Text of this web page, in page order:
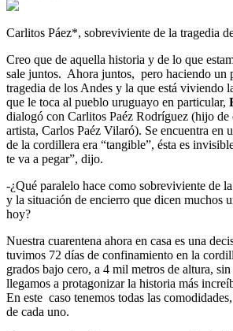
Carlitos Páez*, sobreviviente de la tragedia
Creo que de aquella historia y de lo que
sale juntos. Ahora juntos, pero haciendo un
tragedia de los Andes y la que está viviendo
que le toca al pueblo uruguayo en particular,
dialogó con Carlitos Paéz Rodríguez (hijo de
artista, Carlos Paéz Vilaró). Se encuentra en
de la cordillera era “tangible”, ésta es
te va a pegar”, dijo.
-¿Qué paralelo hace como sobreviviente de
y la situación de encierro que dicen muchos
hoy?
Nuestra cuarentena ahora en casa es una
tuvimos 72 días de confinamiento en la
grados bajo cero, a 4 mil metros de altura,
llegamos a protagonizar la historia más
En este caso tenemos todas las
de cada uno.